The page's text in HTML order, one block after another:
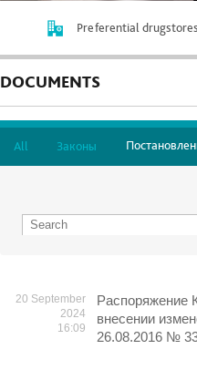
Preferential drugstores
DOCUMENTS
All Законы
20 September
2024
16:09
Распоряжение
внесении
26.08.2016 №